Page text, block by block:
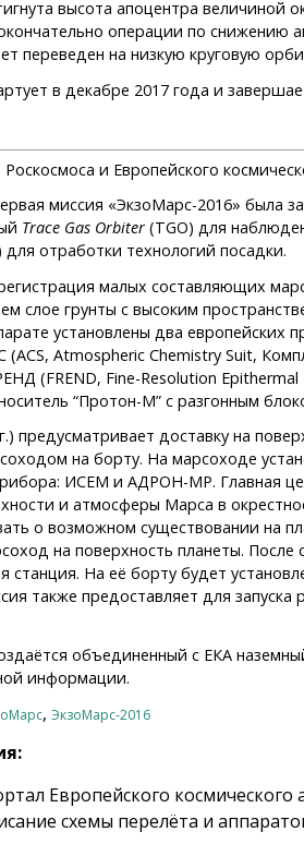
высота апоцентра величиной
операции по снижению
переведен на низкую круговую
в декабре 2017 года и
и Европейского
миссия «ЭкзоМарс-2016» была
Trace Gas Orbiter (TGO) для
для отработки технологий посадки.
малых составляющих
слое грунты с высоким
установлены два европейских
(ACS, Atmospheric Chemistry Suit,
(FREND, Fine-Resolution
“Протон-М” с разгонным
предусматривает доставку на
на борту. На марсоходе
ИСЕМ и АДРОН-МР. Главная
и атмосферы Марса в
о возможном существовании на
на поверхность планеты.
На её борту будет
также предоставляет для
объединенный с ЕКА
информации.
, ЭкзоМарс-2016
Европейского космического
схемы перелёта и